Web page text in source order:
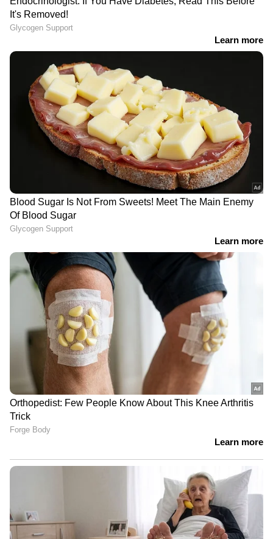
വിദ്യാഭ്യാസവകുപ്പിലെ
താത്കാലിക
ജീവനക്കാർക്ക് പൊലീസ്
ക്ലിയറൻസ് നിർബന്ധം
ശബരിമല നെയ്യ്
ക്രമക്കേട്: എഫ്ഐആർ
രജിസ്റ്റർ ചെയ്തു, പി എസ്
പ്രശാന്തും അജികുമാറും
പ്രതിപ്പട്ടികയിൽ
എസ്കോർട്ട് പരോൾ
റദ്ദാക്കി ഉത്തരവിറക്കി
ആഭ്യന്തരവകുപ്പ്
നിരോധനം മറികടന്ന്
പാകിസ്ഥാനിൽനിന്ന്
ഇറക്കുമതി ചെയ്തത് 364
ടൺ ഈന്തപ്പഴം; ​ഗുജറാത്ത്
തുറമുഖത്തുനിന്ന്
പിടിച്ചെടുത്ത് ഡിആർഐ
LATEST VIDEOS
പത്രിക തള്ളിയവരുടെ പേര്
സ്ഥാനാര്‍ത്ഥി പട്ടികയിൽ; ഷാര്‍ജ
ഇന്ത്യൻ അസോസിയേഷൻ
തെര‍ഞ്ഞെടുപ്പിൽ തര്‍ക്കം
ഹോൾസെയിൽ കടയിൽ നിന്ന് 30
ലക്ഷം രൂപയുടെ സിഗരറ്റ്
മോഷണം; തമിഴ്നാട് സ്വദേശി